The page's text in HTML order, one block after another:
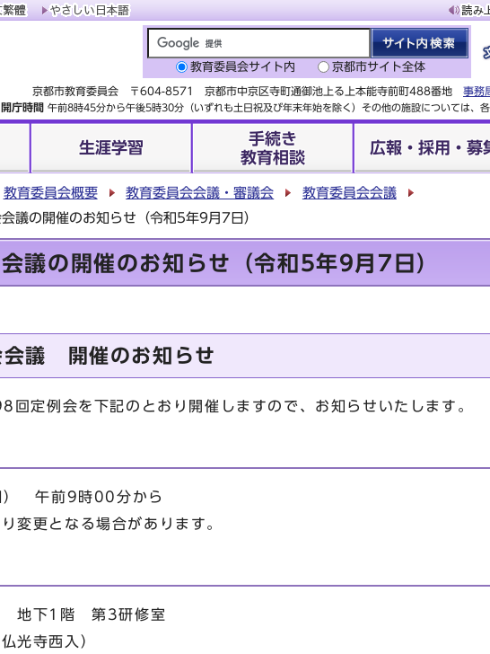
教育委員会サイト内 京都市サイト全体
京都市教育委員会 〒604-8571 京都市中京区寺町通御池上る上本能寺前町488番地 事務
開庁時間 午前8時45分から午後5時30分（いずれも土日祝及び年末年始を除く）その他の施設については、
生涯学習
手続き
教育相談
広報・採用・募
教育委員会概要 教育委員会会議・審議会
教育委員会会議
議の開催のお知らせ（令和5年9月7日）
議の開催のお知らせ（令和5年9月7日）
会議 開催のお知らせ
定例会を下記のとおり開催しますので、お知らせいたします。
） 午前9時00分から
変更となる場合があります。
地下1階 第3研修室
光寺西入）